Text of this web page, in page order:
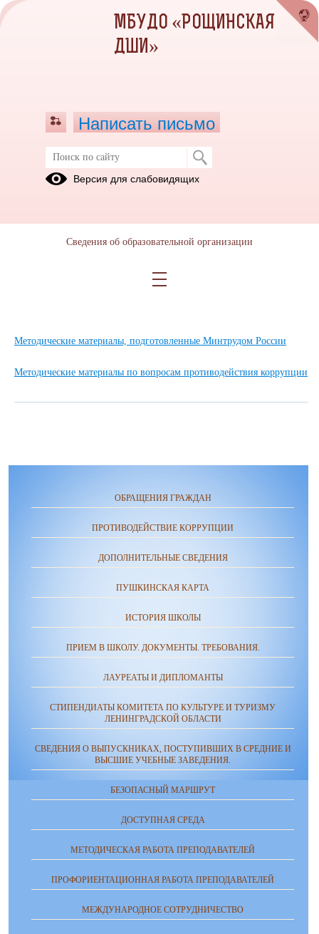
Методические материалы
Методические материалы, подготовленные Минтрудом России
Методические материалы по вопросам противодействия коррупции
ОБРАЩЕНИЯ ГРАЖДАН
ПРОТИВОДЕЙСТВИЕ КОРРУПЦИИ
ДОПОЛНИТЕЛЬНЫЕ СВЕДЕНИЯ
ПУШКИНСКАЯ КАРТА
ИСТОРИЯ ШКОЛЫ
ПРИЕМ В ШКОЛУ. ДОКУМЕНТЫ. ТРЕБОВАНИЯ.
ЛАУРЕАТЫ И ДИПЛОМАНТЫ
СТИПЕНДИАТЫ КОМИТЕТА ПО КУЛЬТУРЕ И ТУРИЗМУ
ЛЕНИНГРАДСКОЙ ОБЛАСТИ
СВЕДЕНИЯ О ВЫПУСКНИКАХ, ПОСТУПИВШИХ В СРЕДНИЕ И
ВЫСШИЕ УЧЕБНЫЕ ЗАВЕДЕНИЯ.
БЕЗОПАСНЫЙ МАРШРУТ
ДОСТУПНАЯ СРЕДА
МЕТОДИЧЕСКАЯ РАБОТА ПРЕПОДАВАТЕЛЕЙ
ПРОФОРИЕНТАЦИОННАЯ РАБОТА ПРЕПОДАВАТЕЛЕЙ
МЕЖДУНАРОДНОЕ СОТРУДНИЧЕСТВО
МБУДО «РОЩИНСКАЯ
ДШИ»
Написать письмо
Версия для слабовидящих
Сведения об образовательной организации